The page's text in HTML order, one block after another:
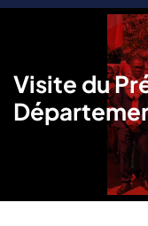
Visite du